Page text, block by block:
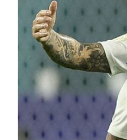
Editorial